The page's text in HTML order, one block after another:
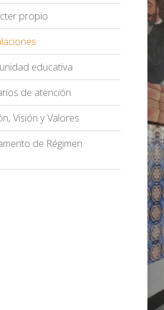
propio
educativa
de atención
Visión y Valores
de Régimen